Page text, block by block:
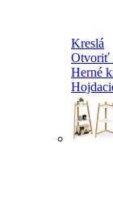
Kreslá
Otvoriť
Herné